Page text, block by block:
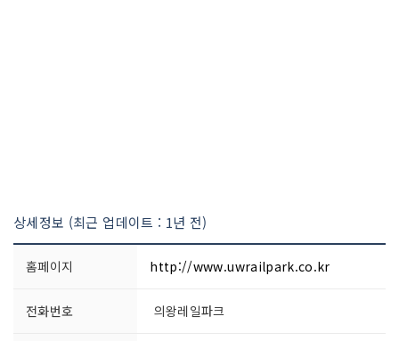
상세정보 (최근 업데이트 : 1년 전)
홈페이지 http://www.uwrailpark.co.kr
전화번호 의왕레일파크